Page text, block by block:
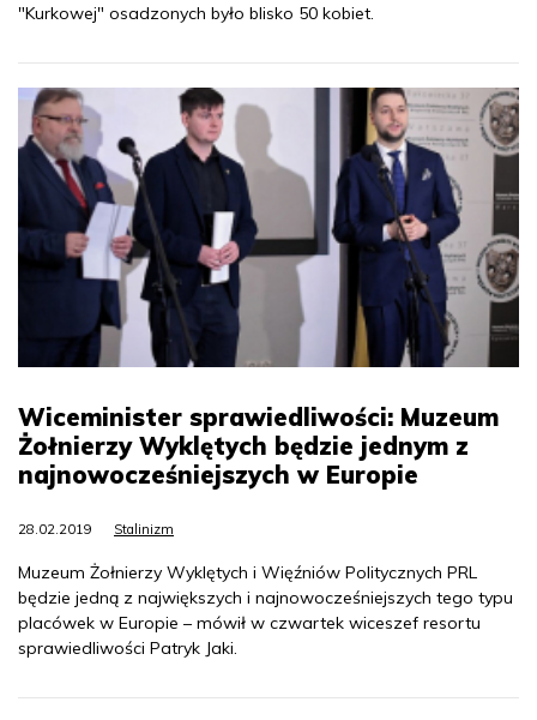
"Kurkowej" osadzonych było blisko 50 kobiet.
Wiceminister sprawiedliwości: Muzeum
Żołnierzy Wyklętych będzie jednym z
najnowocześniejszych w Europie
28.02.2019 Stalinizm
Muzeum Żołnierzy Wyklętych i Więźniów Politycznych PRL
będzie jedną z największych i najnowocześniejszych tego typu
placówek w Europie – mówił w czwartek wiceszef resortu
sprawiedliwości Patryk Jaki.